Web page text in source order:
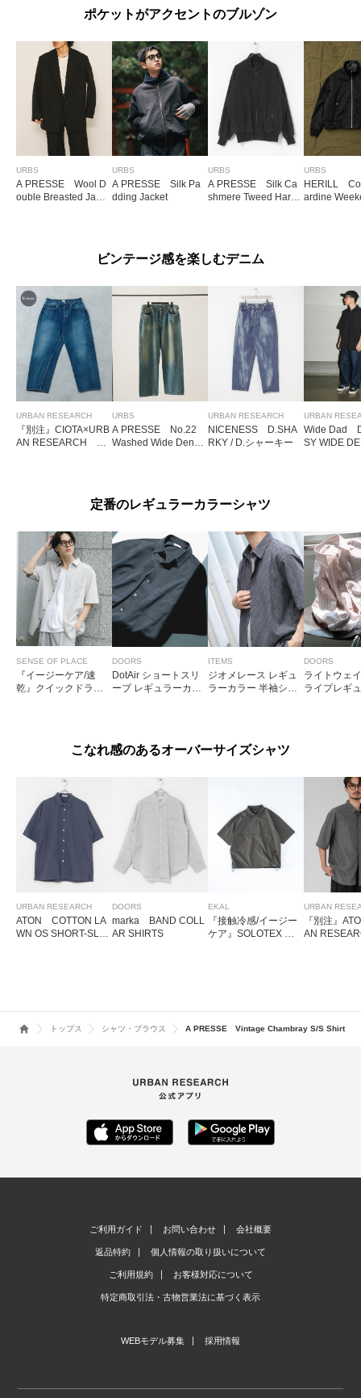
ポケットがアクセントのブルゾン
URBS
A PRESSE Wool D
ouble Breasted Jack
URBS
A PRESSE Silk Pa
dding Jacket
URBS
A PRESSE Silk Ca
shmere Tweed Harri
URBS
HERILL
ardine
ビンテージ感を楽しむデニム
URBAN RESEARCH
『別注』CIOTA×URB
AN RESEARCH BA
URBS
A PRESSE No.22
Washed Wide Denim
URBAN RESEARCH
NICENESS D.SHA
RKY / D.シャーキー
URBAN
Wide Dad
SY WIDE
定番のレギュラーカラーシャツ
SENSE OF PLACE
『イージーケア/速
乾』クイックドライ
DOORS
DotAir ショートスリ
ーブ レギュラーカラ
ITEMS
ジオメレース レギュ
ラーカラー 半袖シャ
DOORS
ライトウェ
ライプレギ
こなれ感のあるオーバーサイズシャツ
URBAN RESEARCH
ATON COTTON LA
WN OS SHORT-SLE
DOORS
marka BAND COLL
AR SHIRTS
EKAL
『接触冷感/イージー
ケア』SOLOTEX シ
URBAN
『別注』
AN
トップス シャツ・ブラウス A PRESSE Vintage Chambray S/S Shirt
ご利用ガイド お問い合わせ 会社概要
返品特約 個人情報の取り扱いについて
ご利用規約 お客様対応について
特定商取引法・古物営業法に基づく表示
WEBモデル募集 採用情報